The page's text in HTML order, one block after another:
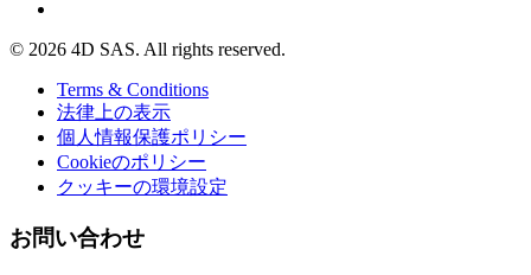
© 2026 4D SAS. All rights reserved.
Terms & Conditions
法律上の表示
個人情報保護ポリシー
Cookieのポリシー
クッキーの環境設定
お問い合わせ